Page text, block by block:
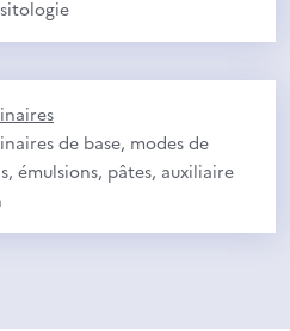
de base, modes de
émulsions, pâtes, auxiliaire